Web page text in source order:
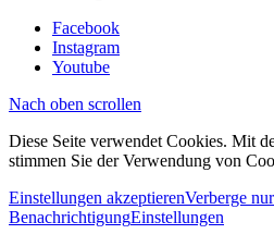
Facebook
Instagram
Youtube
Nach oben scrollen
Diese Seite verwendet Cookies. Mit
stimmen Sie der Verwendung von
Einstellungen akzeptierenVerberge
BenachrichtigungEinstellungen